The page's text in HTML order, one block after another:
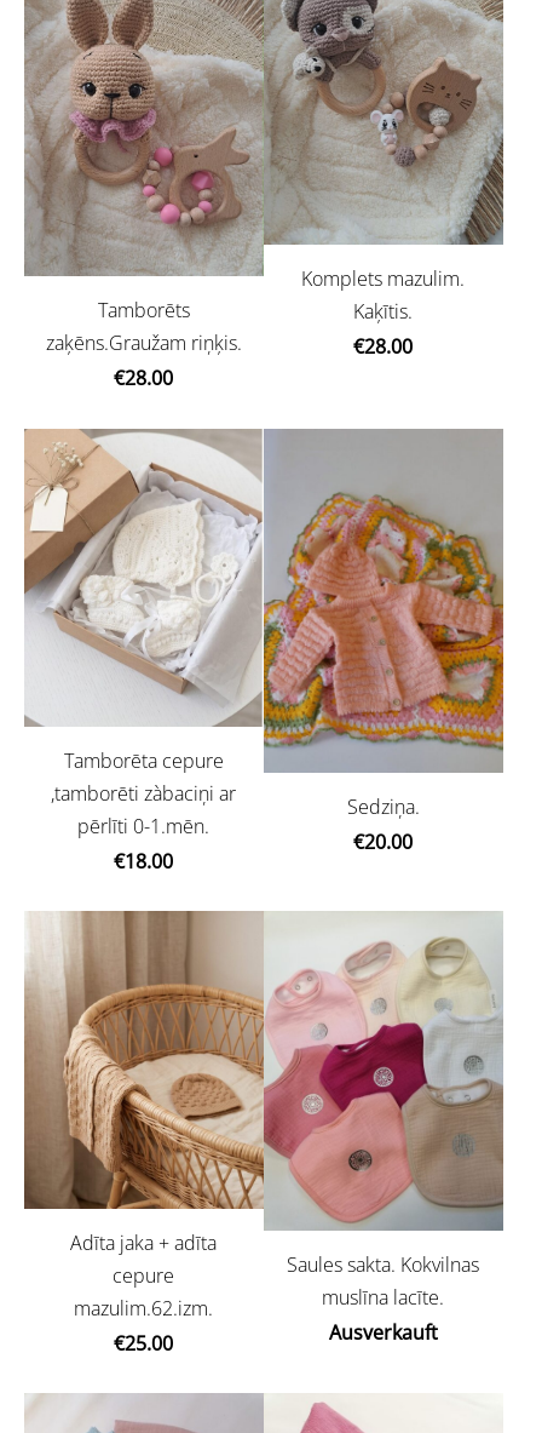
Tamborēts
zaķēns.Graužam riņķis.
€28.00
Komplets mazulim.
Kaķītis.
€28.00
Tamborēta cepure
,tamborēti zàbaciņi ar
pērlīti 0-1.mēn.
€18.00
Sedziņa.
€20.00
Adīta jaka + adīta
cepure
mazulim.62.izm.
€25.00
Saules sakta. Kokvilnas
muslīna lacīte.
Ausverkauft